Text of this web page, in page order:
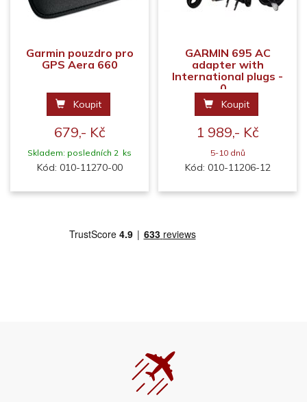
Garmin pouzdro pro
GPS Aera 660
Koupit
679,- Kč
Skladem: posledních 2 ks
Kód: 010-11270-00
GARMIN 695 AC
adapter with
International plugs -
0...
Koupit
1 989,- Kč
5-10 dnů
Kód: 010-11206-12